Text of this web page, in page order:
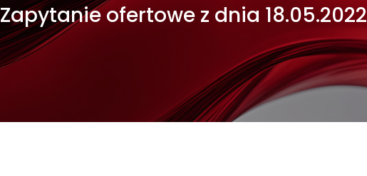
Zapytanie ofertowe z dnia 18.05.2022